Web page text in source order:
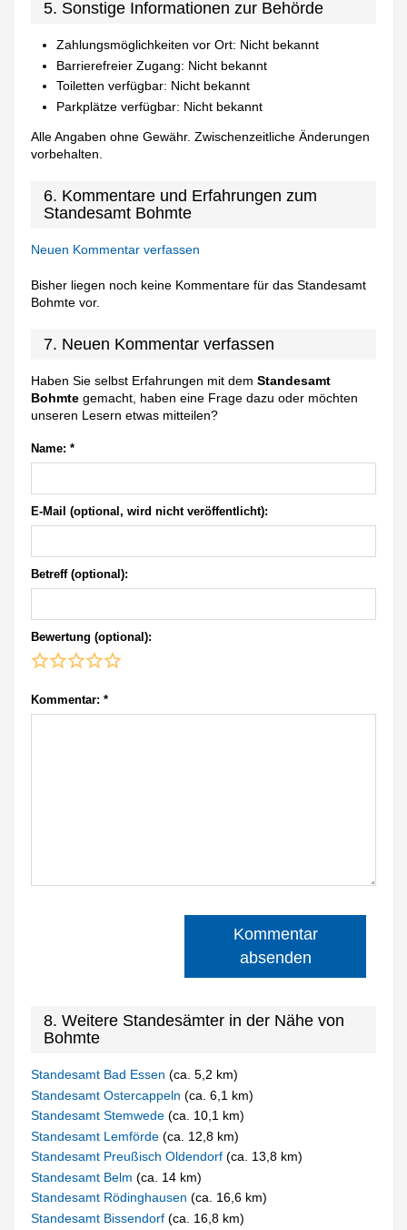
5. Sonstige Informationen zur Behörde
Zahlungsmöglichkeiten vor Ort: Nicht bekannt
Barrierefreier Zugang: Nicht bekannt
Toiletten verfügbar: Nicht bekannt
Parkplätze verfügbar: Nicht bekannt
Alle Angaben ohne Gewähr. Zwischenzeitliche Änderungen
vorbehalten.
6. Kommentare und Erfahrungen zum
Standesamt Bohmte
Neuen Kommentar verfassen
Bisher liegen noch keine Kommentare für das Standesamt
Bohmte vor.
7. Neuen Kommentar verfassen
Haben Sie selbst Erfahrungen mit demStandesamt
Bohmte gemacht, haben eine Frage dazu oder möchten
unseren Lesern etwas mitteilen?
Name: *
E-Mail (optional, wird nicht veröffentlicht):
Betreff (optional):
Bewertung (optional):
Kommentar: *
Kommentar
absenden
8. Weitere Standesämter in der Nähe von
Bohmte
Standesamt Bad Essen(ca. 5,2 km)
Standesamt Ostercappeln(ca. 6,1 km)
Standesamt Stemwede(ca. 10,1 km)
Standesamt Lemförde(ca. 12,8 km)
Standesamt Preußisch Oldendorf(ca. 13,8 km)
Standesamt Belm(ca. 14 km)
Standesamt Rödinghausen(ca. 16,6 km)
Standesamt Bissendorf(ca. 16,8 km)